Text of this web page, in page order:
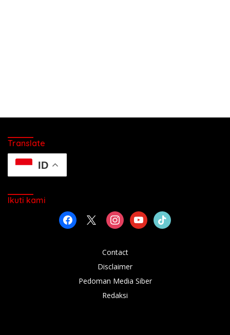
Translate
ID
Ikuti kami
facebook instagramyoutubetiktok
Contact
Disclaimer
Pedoman Media Siber
Redaksi